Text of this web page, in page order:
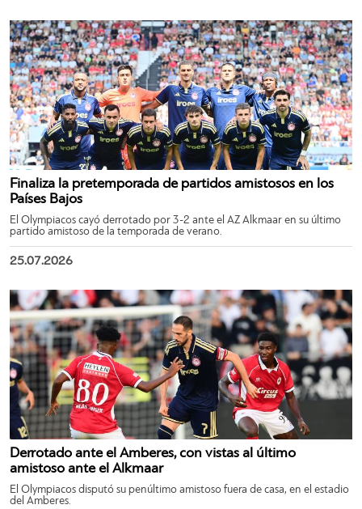
Finaliza la pretemporada de partidos amistosos en los
Países Bajos
El Olympiacos cayó derrotado por 3-2 ante el AZ Alkmaar en su último
partido amistoso de la temporada de verano.
25.07.2026
Derrotado ante el Amberes, con vistas al último
amistoso ante el Alkmaar
El Olympiacos disputó su penúltimo amistoso fuera de casa, en el estadio
del Amberes.